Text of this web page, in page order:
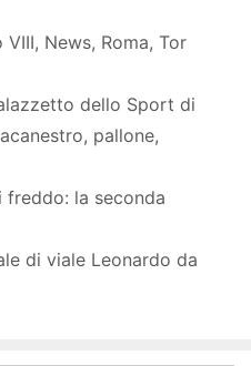
VIII, News, Roma, Tor
dello Sport di
, pallone,
freddo: la seconda
di viale Leonardo da